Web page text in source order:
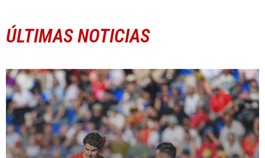
ÚLTIMAS NOTICIAS